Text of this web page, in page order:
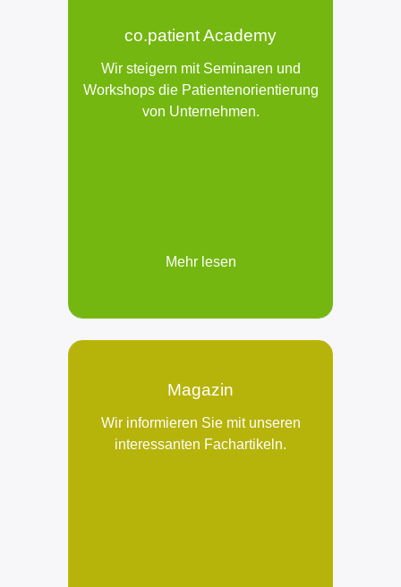
co.patient Academy
Wir steigern mit Seminaren und
Workshops die Patientenorientierung
von Unternehmen.
Mehr lesen
Magazin
Wir informieren Sie mit unseren
interessanten Fachartikeln.